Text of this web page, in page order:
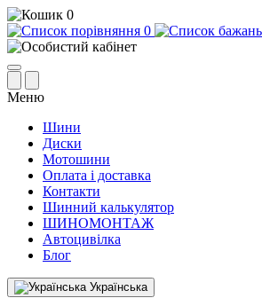
0
0
Меню
Шини
Диски
Мотошини
Оплата і доставка
Контакти
Шинний калькулятор
ШИНОМОНТАЖ
Автоцивілка
Блог
Українська